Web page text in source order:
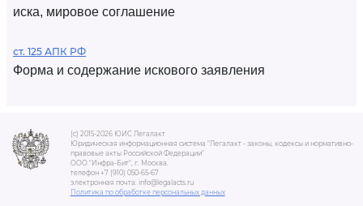
иска, мировое соглашение
ст. 125 АПК РФ
Форма и содержание искового заявления
(c) 2015-2026 ЮИС Легалакт
Юридическая информационная система "Легалакт - законы, кодексы и нормативно-
правовые акты Российской Федерации"
ООО "Инфра-Бит", г. Москва.
телефон +7 (910) 050-65-67
электронная почта: info@legalacts.ru
Политика по обработке персональных данных